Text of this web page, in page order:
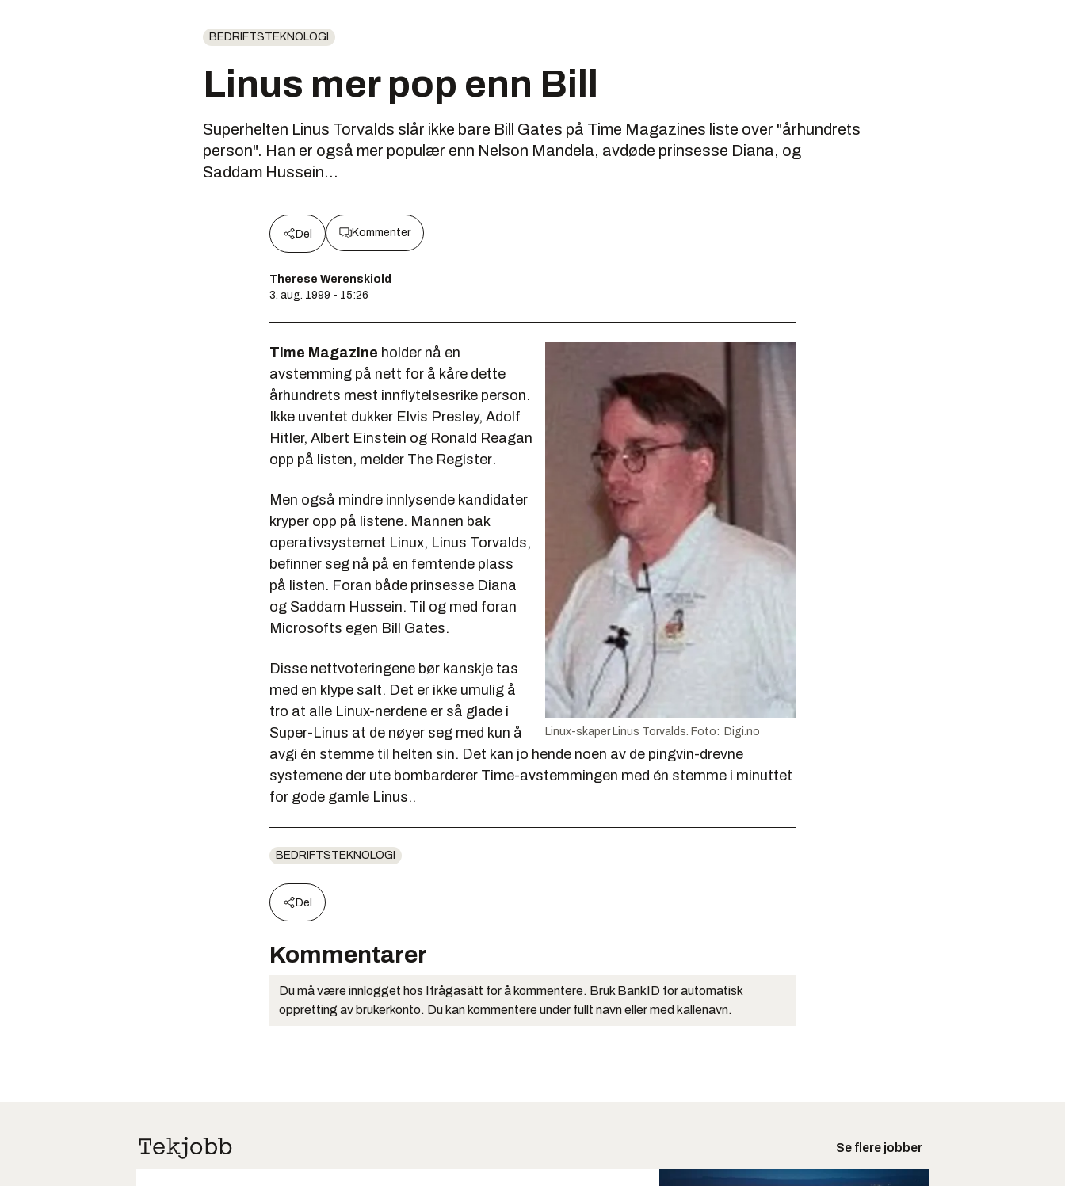
BEDRIFTSTEKNOLOGI
Linus mer pop enn Bill
Superhelten Linus Torvalds slår ikke bare Bill Gates på Time Magazines liste over "århundrets
person". Han er også mer populær enn Nelson Mandela, avdøde prinsesse Diana, og
Saddam Hussein...
Del Kommenter
Therese Werenskiold
3. aug. 1999 - 15:26
Linux-skaper Linus Torvalds. Foto: Digi.no
Time Magazine holder nå en
avstemming på nett for å kåre dette
århundrets mest innflytelsesrike person.
Ikke uventet dukker Elvis Presley, Adolf
Hitler, Albert Einstein og Ronald Reagan
opp på listen, melder The Register.
Men også mindre innlysende kandidater
kryper opp på listene. Mannen bak
operativsystemet Linux, Linus Torvalds,
befinner seg nå på en femtende plass
på listen. Foran både prinsesse Diana
og Saddam Hussein. Til og med foran
Microsofts egen Bill Gates.
Disse nettvoteringene bør kanskje tas
med en klype salt. Det er ikke umulig å
tro at alle Linux-nerdene er så glade i
Super-Linus at de nøyer seg med kun å
avgi én stemme til helten sin. Det kan jo hende noen av de pingvin-drevne
systemene der ute bombarderer Time-avstemmingen med én stemme i minuttet
for gode gamle Linus..
BEDRIFTSTEKNOLOGI
Del
Kommentarer
Du må være innlogget hos Ifrågasätt for å kommentere. Bruk BankID for automatisk
oppretting av brukerkonto. Du kan kommentere under fullt navn eller med kallenavn.
Se flere jobber